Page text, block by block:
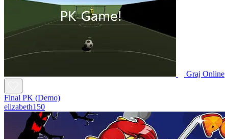
Graj Online
Final PK (Demo)
elizabeth150